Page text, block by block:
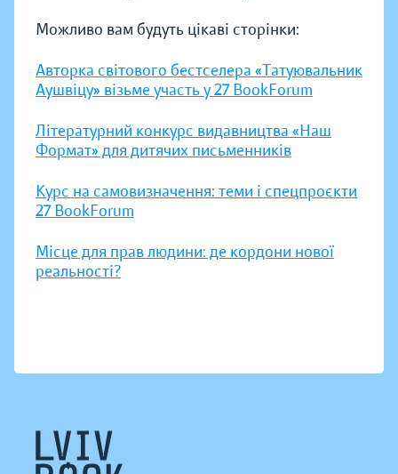
Можливо вам будуть цікаві сторінки:
Авторка світового бестселера «Татуювальник
Аушвіцу» візьме участь у 27 BookForum
Літературний конкурс видавництва «Наш
Формат» для дитячих письменників
Курс на самовизначення: теми і спецпроєкти
27 BookForum
Місце для прав людини: де кордони нової
реальності?